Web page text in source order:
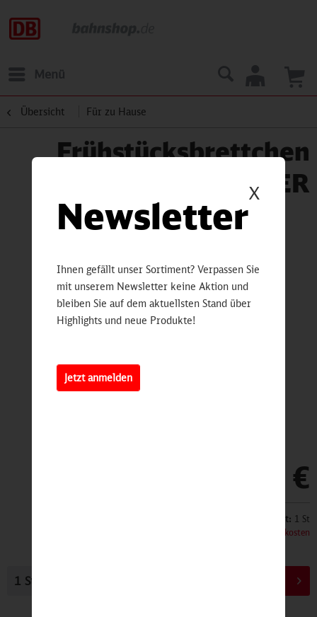
Menü
Übersicht Für zu Hause
Frühstücksbrettchen
ADLER
6,90 €
Inhalt: 1 St
zzgl. Versandkosten
X
Newsletter
Ihnen gefällt unser Sortiment? Verpassen Sie
mit unserem Newsletter keine Aktion und
bleiben Sie auf dem aktuellsten Stand über
Highlights und neue Produkte!
Jetzt anmelden